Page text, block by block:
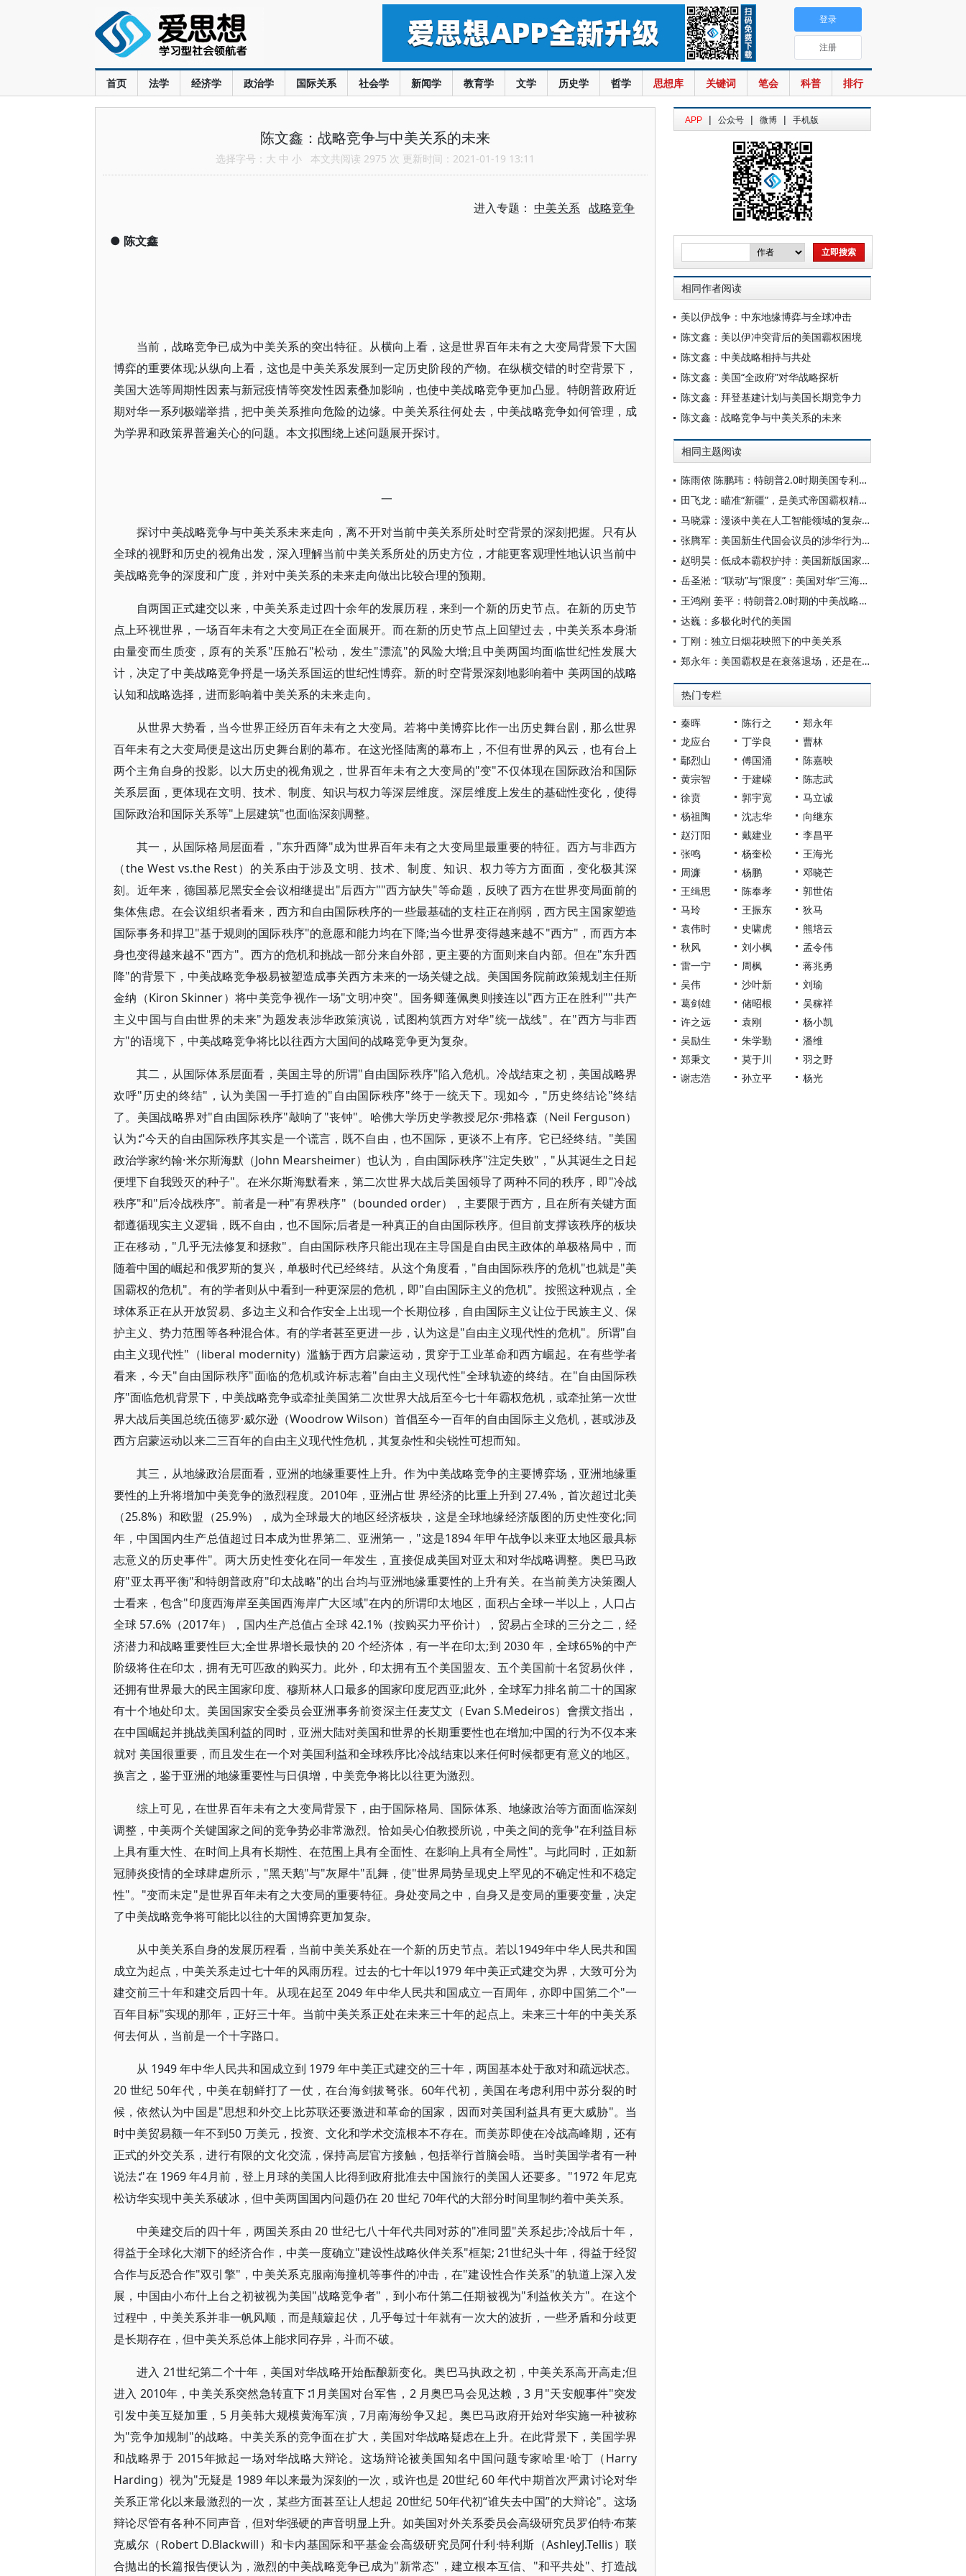
首页 法学 经济学 政治学 国际关系 社会学 新闻学 教育学 文学 历史学 哲学 思想库 关键词 笔会 科普 排行
登录
注册
陈文鑫：战略竞争与中美关系的未来
选择字号： 大 中 小 本文共阅读 2975 次 更新时间：2021-01-19 13:11
进入专题： 中美关系 战略竞争
● 陈文鑫
当前，战略竞争已成为中美关系的突出特征。从横向上看，这是世界百年未有之大变局背景下大国
博弈的重要体现;从纵向上看，这也是中美关系发展到一定历史阶段的产物。在纵横交错的时空背景下，
美国大选等周期性因素与新冠疫情等突发性因素叠加影响，也使中美战略竞争更加凸显。特朗普政府近
期对华一系列极端举措，把中美关系推向危险的边缘。中美关系往何处去，中美战略竞争如何管理，成
为学界和政策界普遍关心的问题。本文拟围绕上述问题展开探讨。
一
探讨中美战略竞争与中美关系未来走向，离不开对当前中美关系所处时空背景的深刻把握。只有从
全球的视野和历史的视角出发，深入理解当前中美关系所处的历史方位，才能更客观理性地认识当前中
美战略竞争的深度和广度，并对中美关系的未来走向做出比较合理的预期。
自两国正式建交以来，中美关系走过四十余年的发展历程，来到一个新的历史节点。在新的历史节
点上环视世界，一场百年未有之大变局正在全面展开。而在新的历史节点上回望过去，中美关系本身渐
由量变而生质变，原有的关系"压舱石"松动，发生"漂流"的风险大增;且中美两国均面临世纪性发展大
计，决定了中美战略竞争捋是一场关系国运的世纪性博弈。新的时空背景深刻地影响着中 美两国的战略
认知和战略选择，进而影响着中美关系的未来走向。
从世界大势看，当今世界正经历百年未有之大变局。若将中美博弈比作一出历史舞台剧，那么世界
百年未有之大变局便是这出历史舞台剧的幕布。在这光怪陆离的幕布上，不但有世界的风云，也有台上
两个主角自身的投影。以大历史的视角观之，世界百年未有之大变局的"变"不仅体现在国际政治和国际
关系层面，更体现在文明、技术、制度、知识与权力等深层维度。深层维度上发生的基础性变化，使得
国际政治和国际关系等"上层建筑"也面临深刻调整。
其一，从国际格局层面看，"东升西降"成为世界百年未有之大变局里最重要的特征。西方与非西方
（the West vs.the Rest）的关系由于涉及文明、技术、制度、知识、权力等方方面面，变化极其深
刻。近年来，德国慕尼黑安全会议相继提出"后西方""西方缺失"等命题，反映了西方在世界变局面前的
集体焦虑。在会议组织者看来，西方和自由国际秩序的一些最基础的支柱正在削弱，西方民主国家塑造
国际事务和捍卫"基于规则的国际秩序"的意愿和能力均在下降;当今世界变得越来越不"西方"，而西方本
身也变得越来越不"西方"。西方的危机和挑战一部分来自外部，更主要的方面则来自内部。但在"东升西
降"的背景下，中美战略竞争极易被塑造成事关西方未来的一场关键之战。美国国务院前政策规划主任斯
金纳（Kiron Skinner）将中美竞争视作一场"文明冲突"。国务卿蓬佩奥则接连以"西方正在胜利""共产
主义中国与自由世界的未来"为题发表涉华政策演说，试图构筑西方对华"统一战线"。在"西方与非西
方"的语境下，中美战略竞争将比以往西方大国间的战略竞争更为复杂。
其二，从国际体系层面看，美国主导的所谓"自由国际秩序"陷入危机。冷战结束之初，美国战略界
欢呼"历史的终结"，认为美国一手打造的"自由国际秩序"终于一统天下。现如今，"历史终结论"终结
了。美国战略界对"自由国际秩序"敲响了"丧钟"。哈佛大学历史学教授尼尔·弗格森（Neil Ferguson）
认为∶"今天的自由国际秩序其实是一个谎言，既不自由，也不国际，更谈不上有序。它已经终结。"美国
政治学家约翰·米尔斯海默（John Mearsheimer）也认为，自由国际秩序"注定失败"，"从其诞生之日起
便埋下自我毁灭的种子"。在米尔斯海默看来，第二次世界大战后美国领导了两种不同的秩序，即"冷战
秩序"和"后冷战秩序"。前者是一种"有界秩序"（bounded order），主要限于西方，且在所有关键方面
都遵循现实主义逻辑，既不自由，也不国际;后者是一种真正的自由国际秩序。但目前支撑该秩序的板块
正在移动，"几乎无法修复和拯救"。自由国际秩序只能出现在主导国是自由民主政体的单极格局中，而
随着中国的崛起和俄罗斯的复兴，单极时代已经终结。从这个角度看，"自由国际秩序的危机"也就是"美
国霸权的危机"。有的学者则从中看到一种更深层的危机，即"自由国际主义的危机"。按照这种观点，全
球体系正在从开放贸易、多边主义和合作安全上出现一个长期位移，自由国际主义让位于民族主义、保
护主义、势力范围等各种混合体。有的学者甚至更进一步，认为这是"自由主义现代性的危机"。所谓"自
由主义现代性"（liberal modernity）滥觞于西方启蒙运动，贯穿于工业革命和西方崛起。在有些学者
看来，今天"自由国际秩序"面临的危机或许标志着"自由主义现代性"全球轨迹的终结。在"自由国际秩
序"面临危机背景下，中美战略竞争或牵扯美国第二次世界大战后至今七十年霸权危机，或牵扯第一次世
界大战后美国总统伍德罗·威尔逊（Woodrow Wilson）首倡至今一百年的自由国际主义危机，甚或涉及
西方启蒙运动以来二三百年的自由主义现代性危机，其复杂性和尖锐性可想而知。
其三，从地缘政治层面看，亚洲的地缘重要性上升。作为中美战略竞争的主要博弈场，亚洲地缘重
要性的上升将增加中美竞争的激烈程度。2010年，亚洲占世 界经济的比重上升到 27.4%，首次超过北美
（25.8%）和欧盟（25.9%），成为全球最大的地区经济板块，这是全球地缘经济版图的历史性变化;同
年，中国国内生产总值超过日本成为世界第二、亚洲第一，"这是1894 年甲午战争以来亚太地区最具标
志意义的历史事件"。两大历史性变化在同一年发生，直接促成美国对亚太和对华战略调整。奥巴马政
府"亚太再平衡"和特朗普政府"印太战略"的出台均与亚洲地缘重要性的上升有关。在当前美方决策圈人
士看来，包含"印度西海岸至美国西海岸广大区域"在内的所谓印太地区，面积占全球一半以上，人口占
全球 57.6%（2017年），国内生产总值占全球 42.1%（按购买力平价计），贸易占全球的三分之二，经
济潜力和战略重要性巨大;全世界增长最快的 20 个经济体，有一半在印太;到 2030 年，全球65%的中产
阶级将住在印太，拥有无可匹敌的购买力。此外，印太拥有五个美国盟友、五个美国前十名贸易伙伴，
还拥有世界最大的民主国家印度、穆斯林人口最多的国家印度尼西亚;此外，全球军力排名前二十的国家
有十个地处印太。美国国家安全委员会亚洲事务前资深主任麦艾文（Evan S.Medeiros）會撰文指出，
在中国崛起并挑战美国利益的同时，亚洲大陆对美国和世界的长期重要性也在增加;中国的行为不仅本来
就对 美国很重要，而且发生在一个对美国利益和全球秩序比冷战结束以来任何时候都更有意义的地区。
换言之，鉴于亚洲的地缘重要性与日俱增，中美竞争将比以往更为激烈。
综上可见，在世界百年未有之大变局背景下，由于国际格局、国际体系、地缘政治等方面面临深刻
调整，中美两个关键国家之间的竞争势必非常激烈。恰如吴心伯教授所说，中美之间的竞争"在利益目标
上具有重大性、在时间上具有长期性、在范围上具有全面性、在影响上具有全局性"。与此同时，正如新
冠肺炎疫情的全球肆虐所示，"黑天鹅"与"灰犀牛"乱舞，使"世界局势呈现史上罕见的不确定性和不稳定
性"。"变而未定"是世界百年未有之大变局的重要特征。身处变局之中，自身又是变局的重要变量，决定
了中美战略竞争将可能比以往的大国博弈更加复杂。
从中美关系自身的发展历程看，当前中美关系处在一个新的历史节点。若以1949年中华人民共和国
成立为起点，中美关系走过七十年的风雨历程。过去的七十年以1979 年中美正式建交为界，大致可分为
建交前三十年和建交后四十年。从现在起至 2049 年中华人民共和国成立一百周年，亦即中国第二个"一
百年目标"实现的那年，正好三十年。当前中美关系正处在未来三十年的起点上。未来三十年的中美关系
何去何从，当前是一个十字路口。
从 1949 年中华人民共和国成立到 1979 年中美正式建交的三十年，两国基本处于敌对和疏远状态。
20 世纪 50年代，中美在朝鲜打了一仗，在台海剑拔弩张。60年代初，美国在考虑利用中苏分裂的时
候，依然认为中国是"思想和外交上比苏联还要激进和革命的国家，因而对美国利益具有更大威胁"。当
时中美贸易额一年不到50 万美元，投资、文化和学术交流根本不存在。而美苏即使在冷战高峰期，还有
正式的外交关系，进行有限的文化交流，保持高层官方接触，包括举行首脑会晤。当时美国学者有一种
说法∶"在 1969 年4月前，登上月球的美国人比得到政府批准去中国旅行的美国人还要多。"1972 年尼克
松访华实现中美关系破冰，但中美两国国内问题仍在 20 世纪 70年代的大部分时间里制约着中美关系。
中美建交后的四十年，两国关系由 20 世纪七八十年代共同对苏的"准同盟"关系起步;冷战后十年，
得益于全球化大潮下的经济合作，中美一度确立"建设性战略伙伴关系"框架; 21世纪头十年，得益于经贸
合作与反恐合作"双引擎"，中美关系克服南海撞机等事件的冲击，在"建设性合作关系"的轨道上深入发
展，中国由小布什上台之初被视为美国"战略竞争者"，到小布什第二任期被视为"利益攸关方"。在这个
过程中，中美关系并非一帆风顺，而是颠簸起伏，几乎每过十年就有一次大的波折，一些矛盾和分歧更
是长期存在，但中美关系总体上能求同存异，斗而不破。
进入 21世纪第二个十年，美国对华战略开始酝酿新变化。奥巴马执政之初，中美关系高开高走;但
进入 2010年，中美关系突然急转直下∶1月美国对台军售，2 月奥巴马会见达赖，3 月"天安舰事件"突发
引发中美互疑加重，5 月美韩大规模黄海军演，7月南海纷争又起。奥巴马政府开始对华实施一种被称
为"竞争加规制"的战略。中美关系的竞争面在扩大，美国对华战略疑虑在上升。在此背景下，美国学界
和战略界于 2015年掀起一场对华战略大辩论。这场辩论被美国知名中国问题专家哈里·哈丁（Harry
Harding）视为"无疑是 1989 年以来最为深刻的一次，或许也是 20世纪 60 年代中期首次严肃讨论对华
关系正常化以来最激烈的一次，某些方面甚至让人想起 20世纪 50年代初“谁失去中国”的大辩论"。这场
辩论尽管有各种不同声音，但对华强硬的声音明显上升。如美国对外关系委员会高级研究员罗伯特·布莱
克威尔（Robert D.Blackwill）和卡内基国际和平基金会高级研究员阿什利·特利斯（AshleyJ.Tellis）联
合抛出的长篇报告便认为，激烈的中美战略竞争已成为"新常态"，建立根本互信、"和平共处"、打造战
APP | 公众号 | 微博 | 手机版
相同作者阅读
美以伊战争：中东地缘博弈与全球冲击
陈文鑫：美以伊冲突背后的美国霸权困境
陈文鑫：中美战略相持与共处
陈文鑫：美国“全政府”对华战略探析
陈文鑫：拜登基建计划与美国长期竞争力
陈文鑫：战略竞争与中美关系的未来
相同主题阅读
陈雨侬 陈鹏玮：特朗普2.0时期美国专利制度的“武器化”演进与中国应对
田飞龙：瞄准“新疆”，是美式帝国霸权精心酝酿的专项行动
马晓霖：漫谈中美在人工智能领域的复杂博弈
张腾军：美国新生代国会议员的涉华行为及其影响探析
赵明昊：低成本霸权护持：美国新版国家安全战略与中美博弈
岳圣淞：“联动”与“限度”：美国对华“三海联动”战略探析
王鸿刚 姜平：特朗普2.0时期的中美战略相持与中国的战略运筹
达巍：多极化时代的美国
丁刚：独立日烟花映照下的中美关系
郑永年：美国霸权是在衰落退场，还是在转质转型？
热门专栏
秦晖 陈行之
郑永年
龙应台
丁学良
曹林
鄢烈山
傅国涌
陈嘉映
黄宗智
于建嵘
陈志武
徐贲
郭宇宽
马立诚
杨祖陶
沈志华
向继东
赵汀阳
戴建业
李昌平
张鸣
杨奎松
王海光
周濂
杨鹏
邓晓芒
王缉思
陈奉孝
郭世佑
马玲
王振东
狄马
袁伟时
史啸虎
熊培云
秋风
刘小枫
孟令伟
雷一宁
周枫
蒋兆勇
吴伟
沙叶新
刘瑜
葛剑雄
储昭根
吴稼祥
许之远
袁刚
杨小凯
吴励生
朱学勤
潘维
郑秉文
莫于川
羽之野
谢志浩
孙立平 杨光